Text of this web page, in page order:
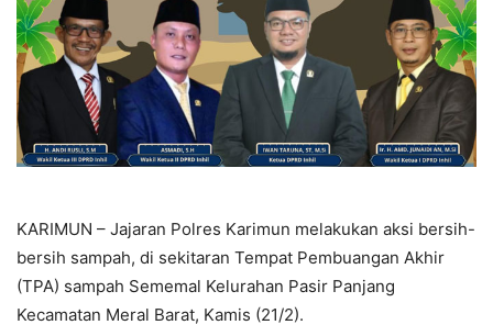
KARIMUN – Jajaran Polres Karimun melakukan aksi bersih-
bersih sampah, di sekitaran Tempat Pembuangan Akhir
(TPA) sampah Sememal Kelurahan Pasir Panjang
Kecamatan Meral Barat, Kamis (21/2).